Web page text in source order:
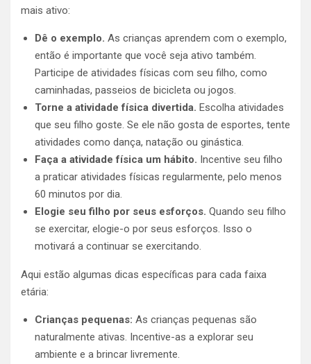
mais ativo:
Dê o exemplo. As crianças aprendem com o exemplo,
então é importante que você seja ativo também.
Participe de atividades físicas com seu filho, como
caminhadas, passeios de bicicleta ou jogos.
Torne a atividade física divertida. Escolha atividades
que seu filho goste. Se ele não gosta de esportes, tente
atividades como dança, natação ou ginástica.
Faça a atividade física um hábito. Incentive seu filho
a praticar atividades físicas regularmente, pelo menos
60 minutos por dia.
Elogie seu filho por seus esforços. Quando seu filho
se exercitar, elogie-o por seus esforços. Isso o
motivará a continuar se exercitando.
Aqui estão algumas dicas específicas para cada faixa
etária:
Crianças pequenas: As crianças pequenas são
naturalmente ativas. Incentive-as a explorar seu
ambiente e a brincar livremente.